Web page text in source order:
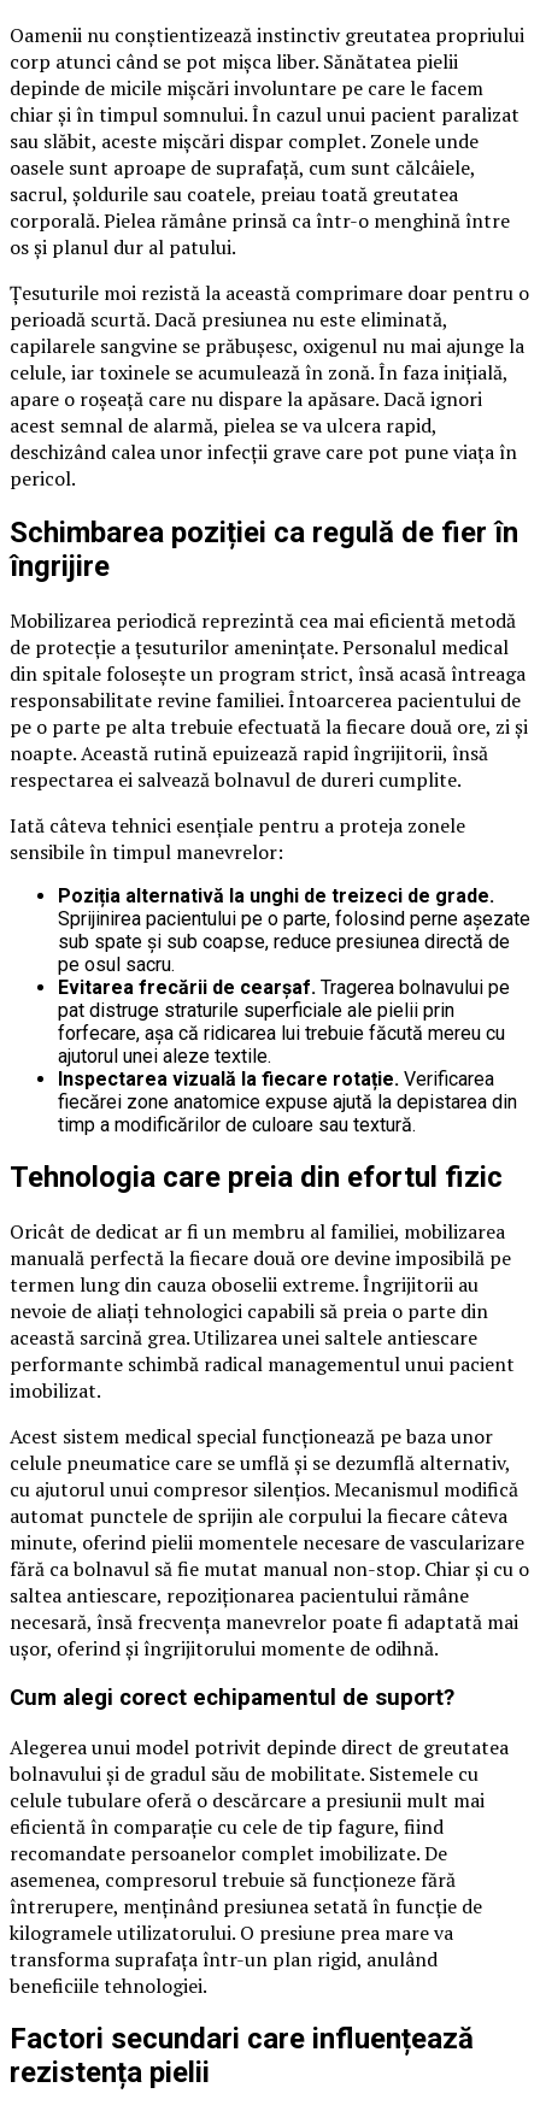
Oamenii nu conștientizează instinctiv greutatea propriului
corp atunci când se pot mișca liber. Sănătatea pielii
depinde de micile mișcări involuntare pe care le facem
chiar și în timpul somnului. În cazul unui pacient paralizat
sau slăbit, aceste mișcări dispar complet. Zonele unde
oasele sunt aproape de suprafață, cum sunt călcâiele,
sacrul, șoldurile sau coatele, preiau toată greutatea
corporală. Pielea rămâne prinsă ca într-o menghină între
os și planul dur al patului.
Țesuturile moi rezistă la această comprimare doar pentru o
perioadă scurtă. Dacă presiunea nu este eliminată,
capilarele sangvine se prăbușesc, oxigenul nu mai ajunge la
celule, iar toxinele se acumulează în zonă. În faza inițială,
apare o roșeață care nu dispare la apăsare. Dacă ignori
acest semnal de alarmă, pielea se va ulcera rapid,
deschizând calea unor infecții grave care pot pune viața în
pericol.
Schimbarea poziției ca regulă de fier în
îngrijire
Mobilizarea periodică reprezintă cea mai eficientă metodă
de protecție a țesuturilor amenințate. Personalul medical
din spitale folosește un program strict, însă acasă întreaga
responsabilitate revine familiei. Întoarcerea pacientului de
pe o parte pe alta trebuie efectuată la fiecare două ore, zi și
noapte. Această rutină epuizează rapid îngrijitorii, însă
respectarea ei salvează bolnavul de dureri cumplite.
Iată câteva tehnici esențiale pentru a proteja zonele
sensibile în timpul manevrelor:
Poziția alternativă la unghi de treizeci de grade.
Sprijinirea pacientului pe o parte, folosind perne așezate
sub spate și sub coapse, reduce presiunea directă de
pe osul sacru.
Evitarea frecării de cearșaf. Tragerea bolnavului pe
pat distruge straturile superficiale ale pielii prin
forfecare, așa că ridicarea lui trebuie făcută mereu cu
ajutorul unei aleze textile.
Inspectarea vizuală la fiecare rotație. Verificarea
fiecărei zone anatomice expuse ajută la depistarea din
timp a modificărilor de culoare sau textură.
Tehnologia care preia din efortul fizic
Oricât de dedicat ar fi un membru al familiei, mobilizarea
manuală perfectă la fiecare două ore devine imposibilă pe
termen lung din cauza oboselii extreme. Îngrijitorii au
nevoie de aliați tehnologici capabili să preia o parte din
această sarcină grea. Utilizarea unei saltele antiescare
performante schimbă radical managementul unui pacient
imobilizat.
Acest sistem medical special funcționează pe baza unor
celule pneumatice care se umflă și se dezumflă alternativ,
cu ajutorul unui compresor silențios. Mecanismul modifică
automat punctele de sprijin ale corpului la fiecare câteva
minute, oferind pielii momentele necesare de vascularizare
fără ca bolnavul să fie mutat manual non-stop. Chiar și cu o
saltea antiescare, repoziționarea pacientului rămâne
necesară, însă frecvența manevrelor poate fi adaptată mai
ușor, oferind și îngrijitorului momente de odihnă.
Cum alegi corect echipamentul de suport?
Alegerea unui model potrivit depinde direct de greutatea
bolnavului și de gradul său de mobilitate. Sistemele cu
celule tubulare oferă o descărcare a presiunii mult mai
eficientă în comparație cu cele de tip fagure, fiind
recomandate persoanelor complet imobilizate. De
asemenea, compresorul trebuie să funcționeze fără
întrerupere, menținând presiunea setată în funcție de
kilogramele utilizatorului. O presiune prea mare va
transforma suprafața într-un plan rigid, anulând
beneficiile tehnologiei.
Factori secundari care influențează
rezistența pielii